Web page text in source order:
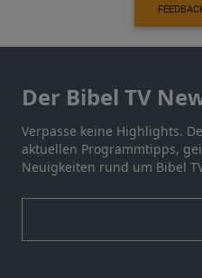
Der Bibel TV
Verpasse keine Highlights.
aktuellen Programmtipps,
Neuigkeiten rund um Bibel